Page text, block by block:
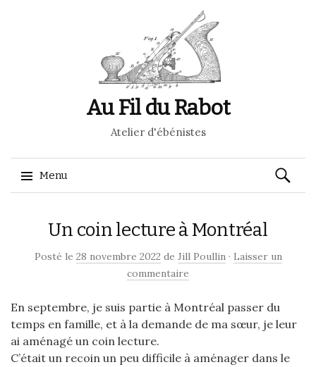
Au Fil du Rabot
Atelier d'ébénistes
Menu
Un coin lecture à Montréal
Posté le 28 novembre 2022 de Jill Poullin · Laisser un
commentaire
En septembre, je suis partie à Montréal passer du
temps en famille, et à la demande de ma sœur, je leur
ai aménagé un coin lecture.
C’était un recoin un peu difficile à aménager dans le